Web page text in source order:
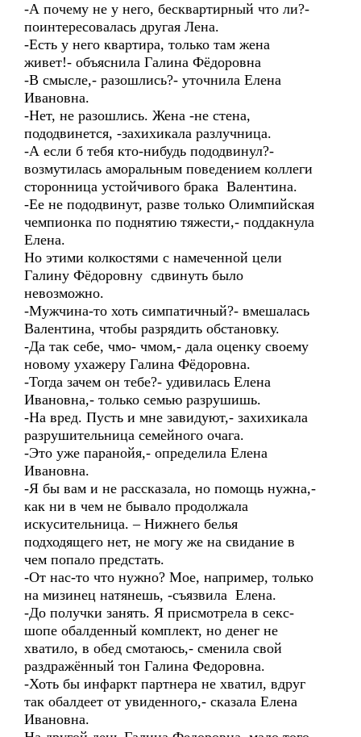
-А почему не у него, бесквартирный что ли?-
поинтересовалась другая Лена.
-Есть у него квартира, только там жена
живет!- объяснила Галина Фёдоровна
-В смысле,- разошлись?- уточнила Елена
Ивановна.
-Нет, не разошлись. Жена -не стена,
пододвинется, -захихикала разлучница.
-А если б тебя кто-нибудь пододвинул?-
возмутилась аморальным поведением коллеги
сторонница устойчивого брака Валентина.
-Ее не пододвинут, разве только Олимпийская
чемпионка по поднятию тяжести,- поддакнула
Елена.
Но этими колкостями с намеченной цели
Галину Фёдоровну сдвинуть было
невозможно.
-Мужчина-то хоть симпатичный?- вмешалась
Валентина, чтобы разрядить обстановку.
-Да так себе, чмо- чмом,- дала оценку своему
новому ухажеру Галина Фёдоровна.
-Тогда зачем он тебе?- удивилась Елена
Ивановна,- только семью разрушишь.
-На вред. Пусть и мне завидуют,- захихикала
разрушительница семейного очага.
-Это уже паранойя,- определила Елена
Ивановна.
-Я бы вам и не рассказала, но помощь нужна,-
как ни в чем не бывало продолжала
искусительница. – Нижнего белья
подходящего нет, не могу же на свидание в
чем попало предстать.
-От нас-то что нужно? Мое, например, только
на мизинец натянешь, -съязвила Елена.
-До получки занять. Я присмотрела в секс-
шопе обалденный комплект, но денег не
хватило, в обед смотаюсь,- сменила свой
раздражённый тон Галина Федоровна.
-Хоть бы инфаркт партнера не хватил, вдруг
так обалдеет от увиденного,- сказала Елена
Ивановна.